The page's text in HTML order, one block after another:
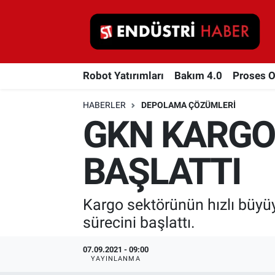
Robot Yatırımları Bakım 4.0 Proses
HABERLER DEPOLAMA ÇÖZÜMLERI
GKN
BAŞLATTI
Kargo sektörünün hızlı
sürecini başlattı.
07.09.2021 - 09:00
YAYINLANMA
Robot Yatırımları
Proses Otomasyonu
Otomasyon
Depolama Çözümleri